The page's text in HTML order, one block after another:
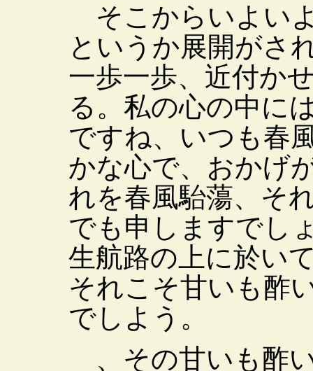
そこからいよい
というか展開がさ
一歩一歩、近付か
る。私の心の中に
ですね、いつも春
かな心で、おかげ
れを春風駘蕩、そ
でも申しますでし
生航路の上に於い
それこそ甘いも酢
でしよう。
、その甘いも酢